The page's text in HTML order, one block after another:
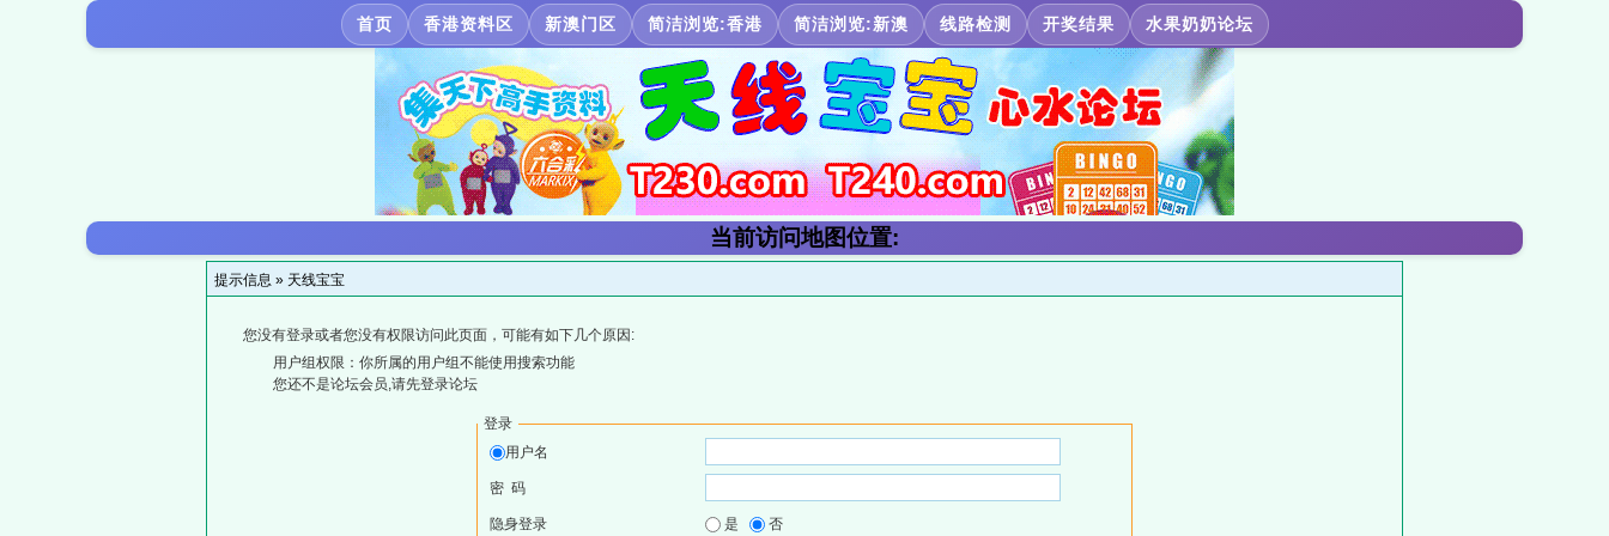
首页 香港资料区 新澳门区 简洁浏览:香港 简洁浏览:新澳 线路检测 开奖结果 水果奶奶论坛
当前访问地图位置:
提示信息 » 天线宝宝
您没有登录或者您没有权限访问此页面，可能有如下几个原因:
用户组权限：你所属的用户组不能使用搜索功能
您还不是论坛会员,请先登录论坛
登录
用户名
密 码
隐身登录 是 否